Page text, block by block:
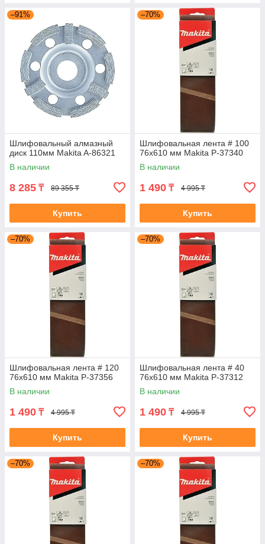
–91%
Шлифовальный алмазный
диск 110мм Makita A-86321
В наличии
8 285 ₸ 89 355 ₸
Купить
–70%
Шлифовальная лента # 100
76x610 мм Makita P-37340
В наличии
1 490 ₸ 4 995 ₸
Купить
–70%
Шлифовальная лента # 120
76x610 мм Makita P-37356
В наличии
1 490 ₸ 4 995 ₸
Купить
–70%
Шлифовальная лента # 40
76x610 мм Makita P-37312
В наличии
1 490 ₸ 4 995 ₸
Купить
–70% –70%